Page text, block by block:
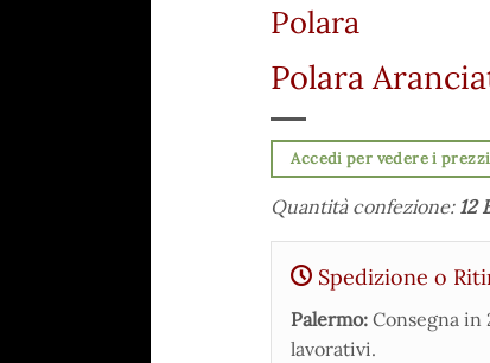
Polara
Polara
Accedi per vedere i prezzi
Quantità confezione: 12
Spedizione o
Palermo: Consegna
lavorativi.